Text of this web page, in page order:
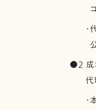
●2 成
代